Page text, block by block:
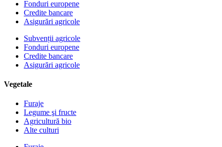
Fonduri europene
Credite bancare
Asigurări agricole
Subvenții agricole
Fonduri europene
Credite bancare
Asigurări agricole
Vegetale
Furaje
Legume şi fructe
Agricultură bio
Alte culturi